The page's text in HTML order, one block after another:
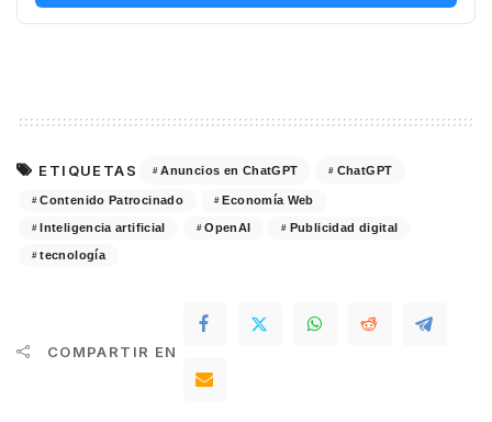
ETIQUETAS Anuncios en ChatGPT ChatGPT
Contenido Patrocinado Economía Web
Inteligencia artificial OpenAI Publicidad digital
tecnología
COMPARTIR EN